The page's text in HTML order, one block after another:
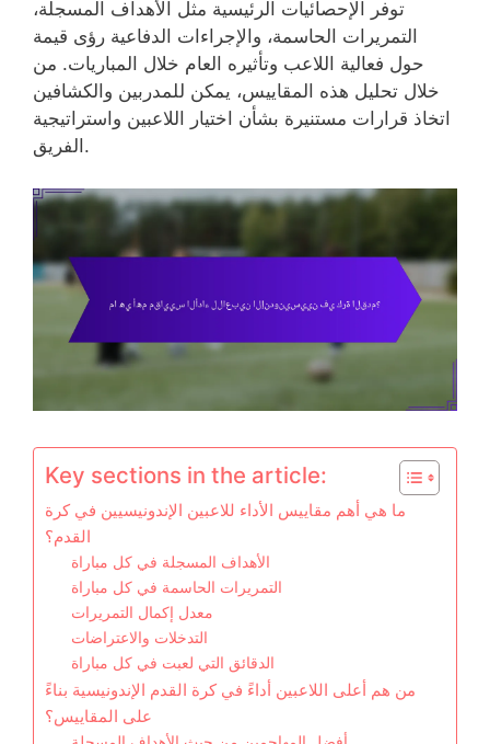
توفر الإحصائيات الرئيسية مثل الأهداف المسجلة،
التمريرات الحاسمة، والإجراءات الدفاعية رؤى قيمة
حول فعالية اللاعب وتأثيره العام خلال المباريات. من
خلال تحليل هذه المقاييس، يمكن للمدربين والكشافين
اتخاذ قرارات مستنيرة بشأن اختيار اللاعبين واستراتيجية
الفريق.
Key sections in the article:
ما هي أهم مقاييس الأداء للاعبين الإندونيسيين في كرة
القدم؟
الأهداف المسجلة في كل مباراة
التمريرات الحاسمة في كل مباراة
معدل إكمال التمريرات
التدخلات والاعتراضات
الدقائق التي لعبت في كل مباراة
من هم أعلى اللاعبين أداءً في كرة القدم الإندونيسية بناءً
على المقاييس؟